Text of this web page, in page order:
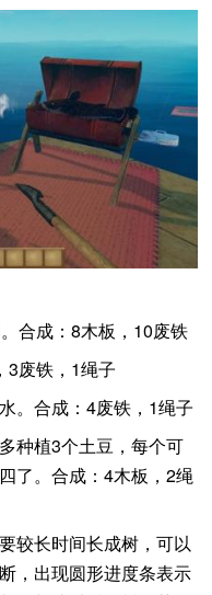
合成：8木板，10废铁
3废铁，1绳子
。合成：4废铁，1绳子
种植3个土豆，每个可
了。合成：4木板，2绳
较长时间长成树，可以
，出现圆形进度条表示